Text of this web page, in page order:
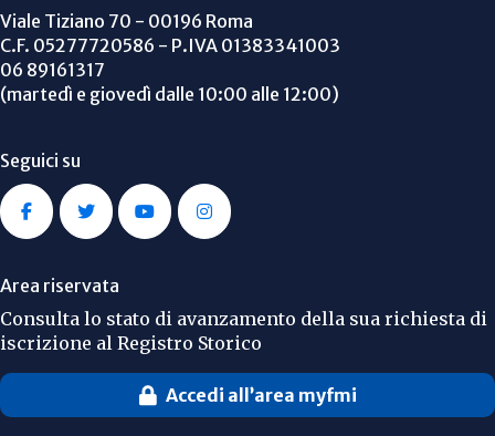
Viale Tiziano 70 - 00196 Roma
C.F. 05277720586 - P.IVA 01383341003
06 89161317
(martedì e giovedì dalle 10:00 alle 12:00)
Seguici su
Area riservata
Consulta lo stato di avanzamento della sua richiesta di
iscrizione al Registro Storico
Accedi all’area myfmi